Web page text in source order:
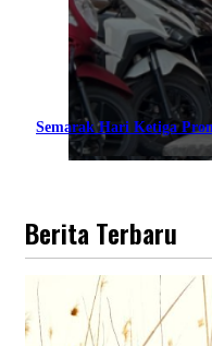
Semarak Hari Ketiga
Berita Terbaru